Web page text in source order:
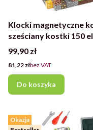
Klocki magnetyczne
sześciany kostki 150 el
Cena
99,90 zł
Cena
81,22 złbez VAT
Do koszyka
Okazja